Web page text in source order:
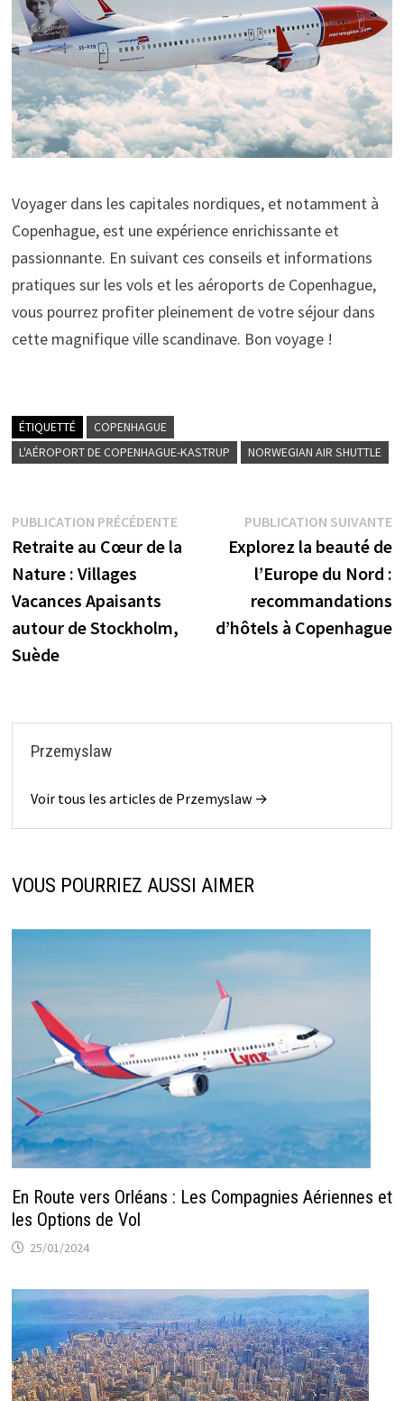
Voyager dans les capitales nordiques, et notamment à
Copenhague, est une expérience enrichissante et
passionnante. En suivant ces conseils et informations
pratiques sur les vols et les aéroports de Copenhague,
vous pourrez profiter pleinement de votre séjour dans
cette magnifique ville scandinave. Bon voyage !
ÉTIQUETTÉ
COPENHAGUE
L'AÉROPORT DE COPENHAGUE-KASTRUP
NORWEGIAN AIR SHUTTLE
Navigation
de
l’article
PUBLICATION PRÉCÉDENTEPublication
précédente :
Retraite au Cœur de la
Nature : Villages
Vacances Apaisants
autour de Stockholm,
Suède
PUBLICATION SUIVANTE
Explorez la beauté de
l’Europe du Nord :
recommandations
d’hôtels à Copenhague
Przemyslaw
Voir tous les articles de Przemyslaw →
VOUS POURRIEZ AUSSI AIMER
En Route vers Orléans : Les Compagnies Aériennes et
les Options de Vol
25/01/2024